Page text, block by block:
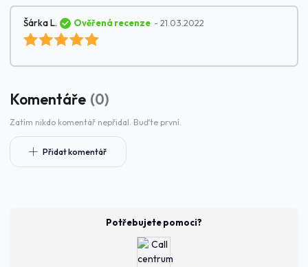
Šárka L. Ověřená recenze - 21.03.2022
Komentáře 0
Zatím nikdo komentář nepřidal. Buďte první.
Přidat komentář
Potřebujete pomoci?